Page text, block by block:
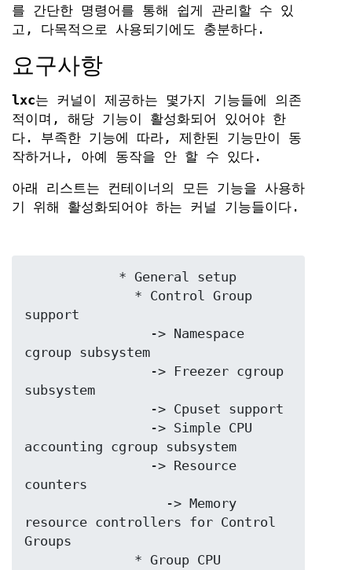
를 간단한 명령어를 통해 쉽게 관리할 수 있
고, 다목적으로 사용되기에도 충분하다.
요구사항
lxc는 커널이 제공하는 몇가지 기능들에 의존
적이며, 해당 기능이 활성화되어 있어야 한
다. 부족한 기능에 따라, 제한된 기능만이 동
작하거나, 아예 동작을 안 할 수 있다.
아래 리스트는 컨테이너의 모든 기능을 사용하
기 위해 활성화되어야 하는 커널 기능들이다.
support
cgroup subsystem
subsystem
accounting cgroup subsystem
counters
resource controllers for Control
Groups